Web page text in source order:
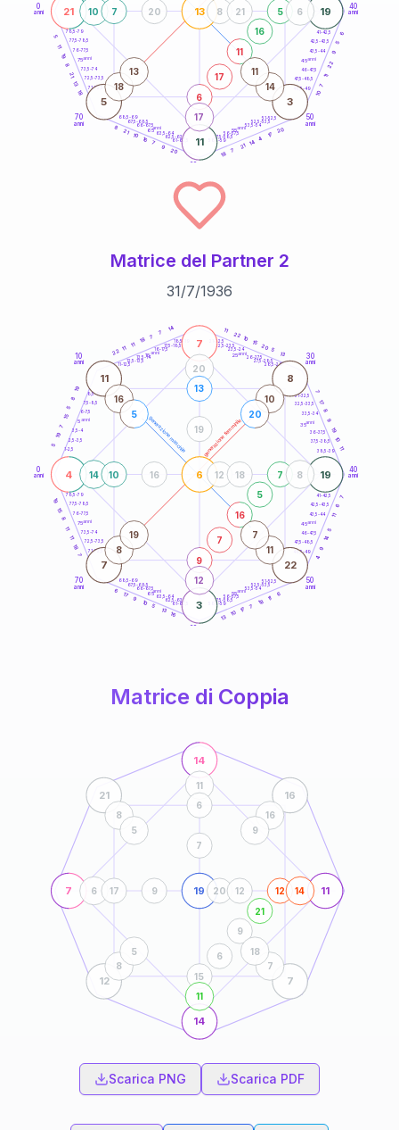
0
anni
40
anni
50
anni
60
70
anni
41-42,5
42,5-43,5
43,5-44
46-47,5
47,5-48,5
48,5-49
51-52,5
52,5-53,5
53,5-54
56-57,5
57,5-58,5
58,5-59
61-62,5
62,5-63,5
63,5-64
66-67,5
67,5-68,5
68,5-69
71-72,5
72,5-73,5
73,5-74
76-77,5
77,5-78,5
78,5-79 6
5
9
22
11
7
10
20
17
4
14
21
7
18
20
9
7
16
10
21
8
18
13
21
8
19
11
5
21 19
11
13
5 3
6
17
11
16
5
10 6
17
7 8 21
20
18
13
14
11
45anni
55anni
65anni
75anni
Matrice del Partner 2
31/7/1936
generazione maschile generazione femminile
0
anni
10
anni
30
anni
40
anni
50
anni
60
70
anni
1-2,5
2,5-3,5
3,5-4
6-7,5
7,5-8,5
8,5-9
11-12,5
12,5-13,5
13,5-14
16-17,5
17,5-18,5
18,5-19 21-22,5
22,5-23,5
23,5-24
26-27,5
27,5-28,5
28,5-29
31-32,5
32,5-33,5
33,5-34
36-37,5
37,5-38,5
38,5-39
41-42,5
42,5-43,5
43,5-44
46-47,5
47,5-48,5
48,5-49
51-52,5
52,5-53,5
53,5-54
56-57,5
57,5-58,5
58,5-59
61-62,5
62,5-63,5
63,5-64
66-67,5
67,5-68,5
68,5-69
71-72,5
72,5-73,5
73,5-74
76-77,5
77,5-78,5
78,5-79
5
19
7
15
5
8
19
22 11
11
18 7
7
14 11
22 10
15
20 5
13
7
17
8
9
19
10
11
7
6
11
5
14
9
4
6
11
18
7
17
10
13
16
13
5
10
9
17
6
7
18
11
11
8
15
19
4
7
19
3
6
11 8
7 22
9
7
16
5
7
14
20
8
12
10
13
12 18
16
19
16
5
10
20
8
19
11
7
5anni
15 anni 25anni
35anni
45anni
55anni
65anni
75anni
Matrice di Coppia
7
14
11
14
19
21 16
12 7
15
6
9
21
12
6
11
14
11
17
6
20 12
9
7
8
5
16
9
8
5
7
18
Scarica PNG Scarica PDF